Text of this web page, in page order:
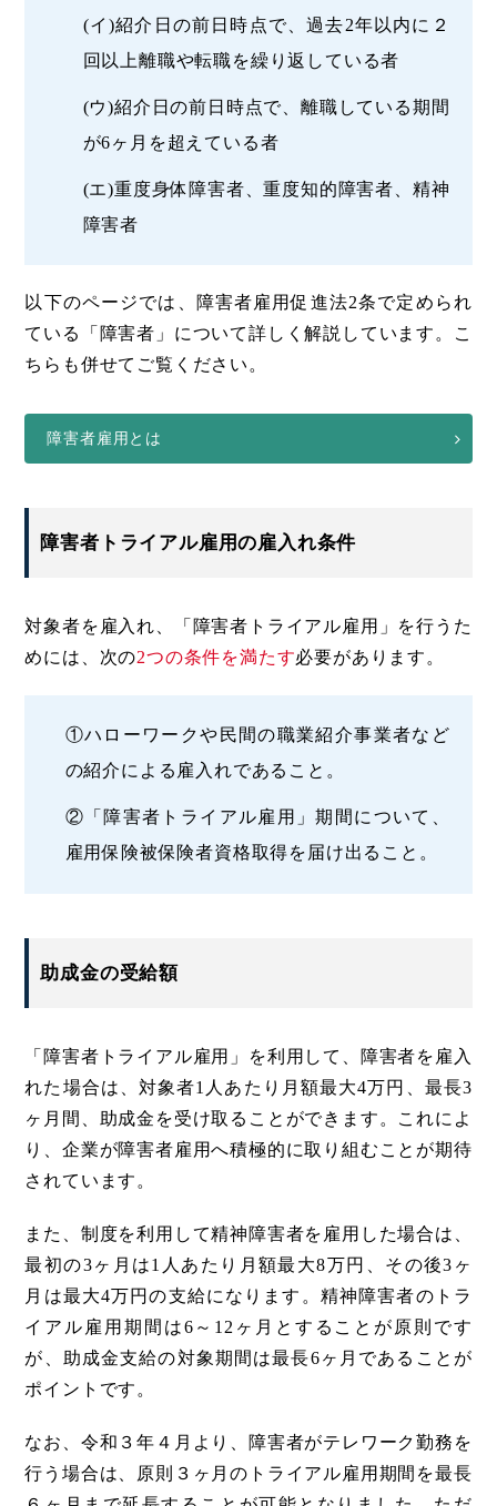
(イ)紹介日の前日時点で、過去2年以内に２
回以上離職や転職を繰り返している者
(ウ)紹介日の前日時点で、離職している期間
が6ヶ月を超えている者
(エ)重度身体障害者、重度知的障害者、精神
障害者
以下のページでは、障害者雇用促進法2条で定められ
ている「障害者」について詳しく解説しています。こ
ちらも併せてご覧ください。
障害者雇用とは
障害者トライアル雇用の雇入れ条件
対象者を雇入れ、「障害者トライアル雇用」を行うた
めには、次の2つの条件を満たす必要があります。
①ハローワークや民間の職業紹介事業者など
の紹介による雇入れであること。
②「障害者トライアル雇用」期間について、
雇用保険被保険者資格取得を届け出ること。
助成金の受給額
「障害者トライアル雇用」を利用して、障害者を雇入
れた場合は、対象者1人あたり月額最大4万円、最長3
ヶ月間、助成金を受け取ることができます。これによ
り、企業が障害者雇用へ積極的に取り組むことが期待
されています。
また、制度を利用して精神障害者を雇用した場合は、
最初の3ヶ月は1人あたり月額最大8万円、その後3ヶ
月は最大4万円の支給になります。精神障害者のトラ
イアル雇用期間は6～12ヶ月とすることが原則です
が、助成金支給の対象期間は最長6ヶ月であることが
ポイントです。
なお、令和３年４月より、障害者がテレワーク勤務を
行う場合は、原則３ヶ月のトライアル雇用期間を最長